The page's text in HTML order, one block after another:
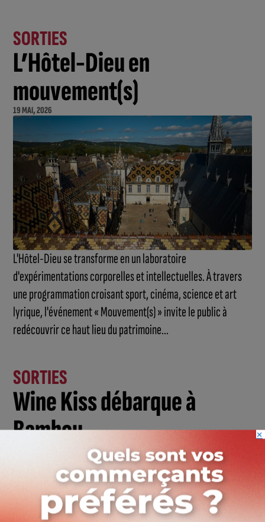
SORTIES
L’Hôtel-Dieu en
mouvement(s)
19 MAI, 2026
L'Hôtel-Dieu se transforme en un laboratoire
d'expérimentations corporelles et intellectuelles. À travers
une programmation croisant sport, cinéma, science et art
lyrique, l'événement « Mouvement(s) » invite le public à
redécouvrir ce haut lieu du patrimoine...
SORTIES
Wine Kiss débarque à
Bambou
×